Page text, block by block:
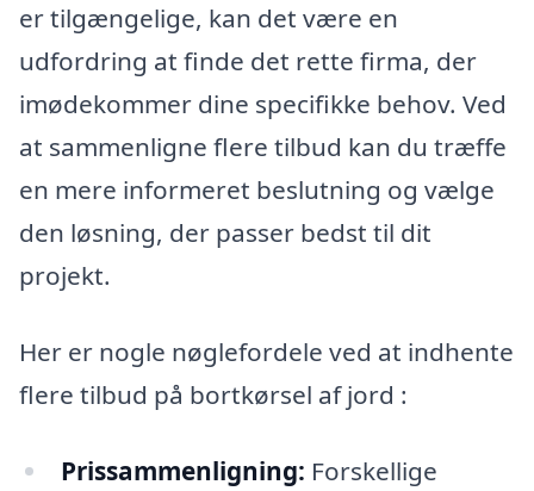
er tilgængelige, kan det være en
udfordring at finde det rette firma, der
imødekommer dine specifikke behov. Ved
at sammenligne flere tilbud kan du træffe
en mere informeret beslutning og vælge
den løsning, der passer bedst til dit
projekt.
Her er nogle nøglefordele ved at indhente
flere tilbud på bortkørsel af jord :
Prissammenligning: Forskellige